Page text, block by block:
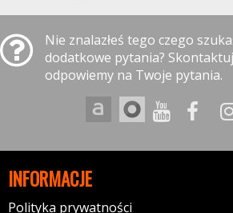
Nie znalazłeś tego czego
dodatkowe pytania?
odpowiemy na Twoje pytania.
INFORMACJE
Polityka prywatności